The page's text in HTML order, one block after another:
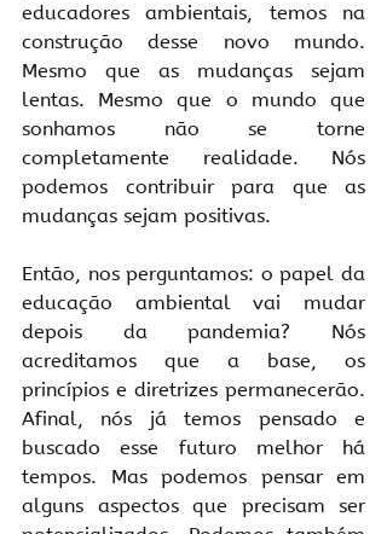
educadores ambientais, temos na
construção desse novo mundo.
Mesmo que as mudanças sejam
lentas. Mesmo que o mundo que
sonhamos não se torne
completamente realidade. Nós
podemos contribuir para que as
mudanças sejam positivas.
Então, nos perguntamos: o papel da
educação ambiental vai mudar
depois da pandemia? Nós
acreditamos que a base, os
princípios e diretrizes permanecerão.
Afinal, nós já temos pensado e
buscado esse futuro melhor há
tempos. Mas podemos pensar em
alguns aspectos que precisam ser